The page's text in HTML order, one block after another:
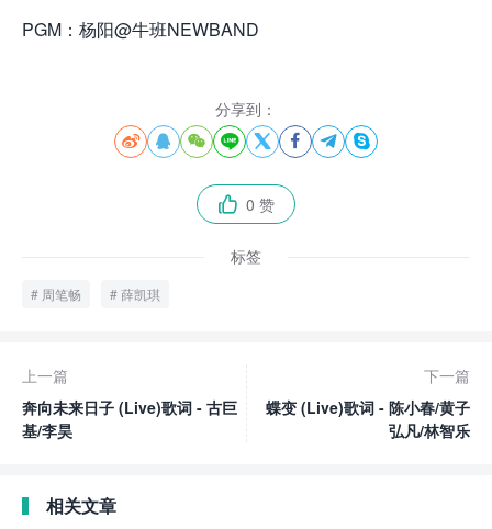
PGM：杨阳@牛班NEWBAND
分享到：
       
 0 赞
标签
周笔畅 薛凯琪
上一篇
奔向未来日子 (Live)歌词 - 古巨
基/李昊
下一篇
蝶变 (Live)歌词 - 陈小春/黄子
弘凡/林智乐
相关文章